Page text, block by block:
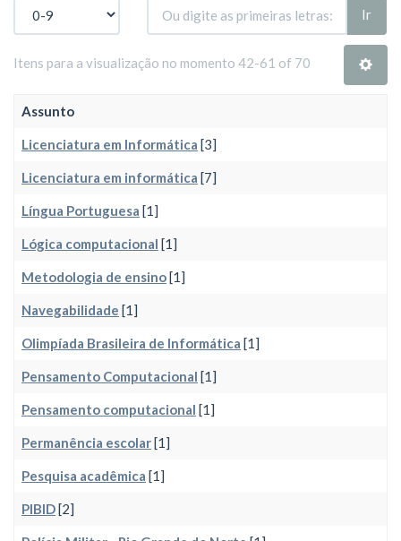
Ir
Itens para a visualização no momento 42-61 of 70
Assunto
Licenciatura em Informática [3]
Licenciatura em informática [7]
Língua Portuguesa [1]
Lógica computacional [1]
Metodologia de ensino[1]
Navegabilidade [1]
Olimpíada Brasileira de Informática [1]
Pensamento Computacional [1]
Pensamento computacional [1]
Permanência escolar[1]
Pesquisa acadêmica [1]
PIBID[2]